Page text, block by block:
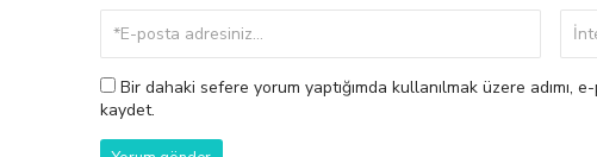
Bir dahaki sefere yorum yaptığımda kullanılmak üzere adımı,
kaydet.